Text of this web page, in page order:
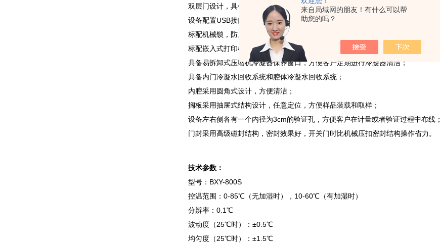
来自局域网的朋友！有什么可以帮
助您的吗？
双层门设计，具备全景钢化玻璃观察内门，避免样品观察时造成参数波动；
设备配置USB接口、RS232接口、RS485接口各1个；
标配机械锁，防止随意开门；
标配嵌入式打印机；
具备易拆卸式压缩机冷凝器保养窗口，方便客户定期进行冷凝器清洁；
具备内门冷凝水回收系统和腔体冷凝水回收系统；
内腔采用圆角式设计，方便清洁；
搁板采用抽屉式结构设计，任意定位，方便样品装载和取样；
设备左右侧各有一个内径为3cm的验证孔，方便客户在计量或者验证过程中布线；
门封采用高级磁封结构，密封效果好，开关门时比机械压扣密封结构操作省力。
技术参数：
型号：BXY-800S
控温范围：0-85℃（无加湿时），10-60℃（有加湿时）
分辨率：0.1℃
波动度（25℃时）：±0.5℃
均匀度（25℃时）：±1.5℃